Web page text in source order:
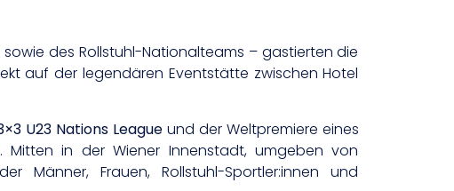
des Rollstuhl-Nationalteams – gastierten die
auf der legendären Eventstätte zwischen Hotel
U23 Nations League und der Weltpremiere eines
in der Wiener Innenstadt, umgeben von
Männer, Frauen, Rollstuhl-Sportler:innen und